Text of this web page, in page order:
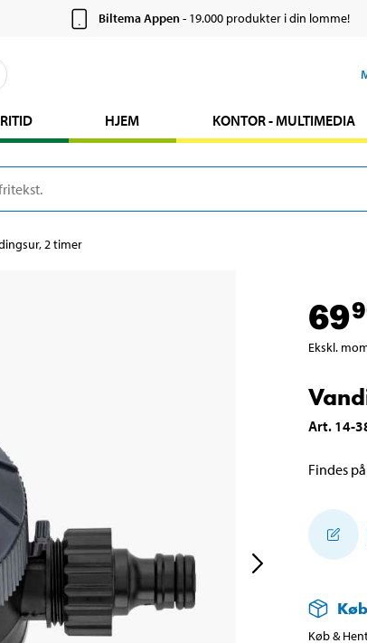
Biltema Appen- 19.000 produkter i din lomme!
HJEM KONTOR - MULTIMEDIA
2 timer
69
Ekskl.
Art. 14-
Findes
Køb &